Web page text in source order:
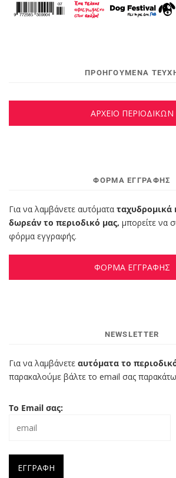
ΠΡΟΗΓΟΥΜΕΝΑ
ΑΡΧΕΙΟ ΠΕΡΙΟΔΙΚΩΝ
ΦΌΡΜΑ ΕΓΓΡΑΦΉΣ
Για να λαμβάνετε αυτόματα ταχυδρομικά
δωρεάν το περιοδικό μας, μπορείτε να
φόρμα εγγραφής.
ΦΟΡΜΑ ΕΓΓΡΑΦΗΣ
NEWSLETTER
Για να λαμβάνετε αυτόματα το
παρακαλούμε βάλτε το email σας
Το Email σας: